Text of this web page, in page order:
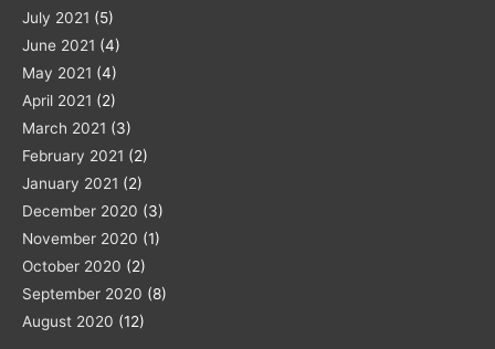
July 2021 (5)
June 2021 (4)
May 2021 (4)
April 2021 (2)
March 2021 (3)
February 2021 (2)
January 2021 (2)
December 2020 (3)
November 2020 (1)
October 2020 (2)
September 2020 (8)
August 2020 (12)